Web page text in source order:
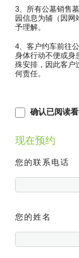
3、所有公墓销售
园信息为辅（因网
予理解。
4、客户约车前往
身体行动不便或身
殊安排，因此客户
何责任。
确认已阅读
现在预约
您的联系电话
您的姓名